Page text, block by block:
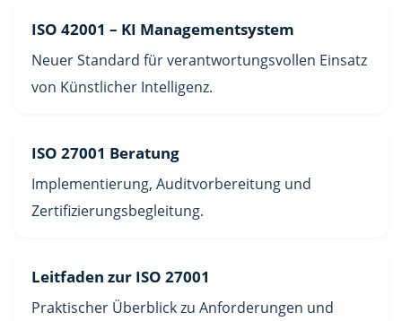
ISO 42001 – KI Managementsystem
Neuer Standard für verantwortungsvollen Einsatz
von Künstlicher Intelligenz.
ISO 27001 Beratung
Implementierung, Auditvorbereitung und
Zertifizierungsbegleitung.
Leitfaden zur ISO 27001
Praktischer Überblick zu Anforderungen und